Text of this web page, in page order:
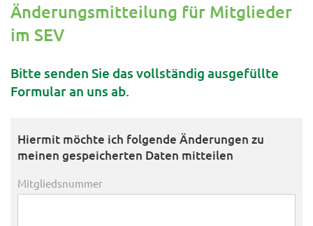
Änderungsmitteilung für Mitglieder
im SEV
Bitte senden Sie das vollständig ausgefüllte
Formular an uns ab.
Hiermit möchte ich folgende Änderungen zu
meinen gespeicherten Daten mitteilen
Mitgliedsnummer